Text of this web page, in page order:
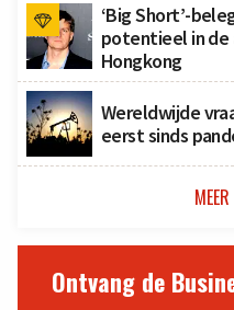
‘Big Short’-
potentieel in de
Hongkong
Wereldwijde
eerst sinds
Ontvang de